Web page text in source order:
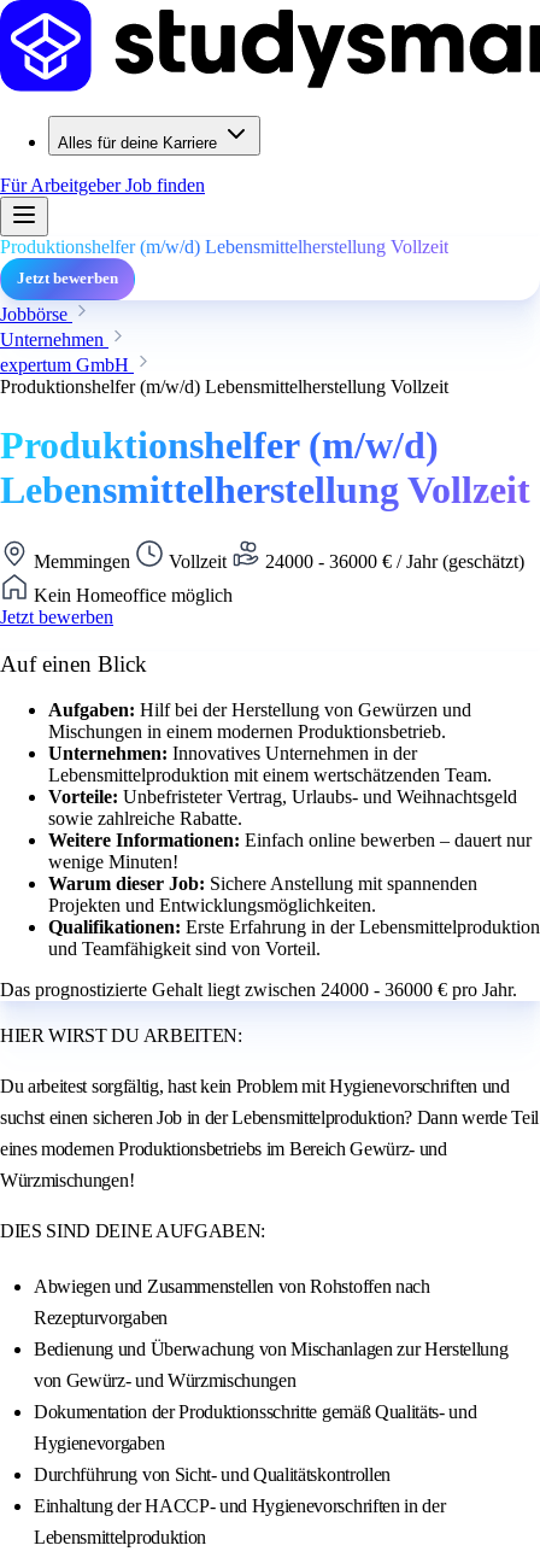
Alles für deine Karriere
Für ArbeitgeberJob finden
Produktionshelfer (m/w/d) Lebensmittelherstellung Vollzeit
Jetzt bewerben
Jobbörse
Unternehmen
expertum GmbH
Produktionshelfer (m/w/d) Lebensmittelherstellung Vollzeit
Produktionshelfer (m/w/d)
Lebensmittelherstellung Vollzeit
Memmingen Vollzeit
24000 - 36000 € / Jahr (geschätzt)
Kein Homeoffice möglich
Jetzt bewerben
Auf einen Blick
Aufgaben: Hilf bei der Herstellung von Gewürzen und
Mischungen in einem modernen Produktionsbetrieb.
Unternehmen: Innovatives Unternehmen in der
Lebensmittelproduktion mit einem wertschätzenden Team.
Vorteile: Unbefristeter Vertrag, Urlaubs- und Weihnachtsgeld
sowie zahlreiche Rabatte.
Weitere Informationen: Einfach online bewerben – dauert nur
wenige Minuten!
Warum dieser Job: Sichere Anstellung mit spannenden
Projekten und Entwicklungsmöglichkeiten.
Qualifikationen: Erste Erfahrung in der Lebensmittelproduktion
und Teamfähigkeit sind von Vorteil.
Das prognostizierte Gehalt liegt zwischen 24000 - 36000 € pro Jahr.
HIER WIRST DU ARBEITEN:
Du arbeitest sorgfältig, hast kein Problem mit Hygienevorschriften und
suchst einen sicheren Job in der Lebensmittelproduktion? Dann werde Teil
eines modernen Produktionsbetriebs im Bereich Gewürz- und
Würzmischungen!
DIES SIND DEINE AUFGABEN:
Abwiegen und Zusammenstellen von Rohstoffen nach
Rezepturvorgaben
Bedienung und Überwachung von Mischanlagen zur Herstellung
von Gewürz- und Würzmischungen
Dokumentation der Produktionsschritte gemäß Qualitäts- und
Hygienevorgaben
Durchführung von Sicht- und Qualitätskontrollen
Einhaltung der HACCP- und Hygienevorschriften in der
Lebensmittelproduktion